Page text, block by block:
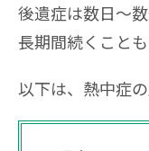
後遺症は数日〜
長期間続くことも
以下は、熱中症